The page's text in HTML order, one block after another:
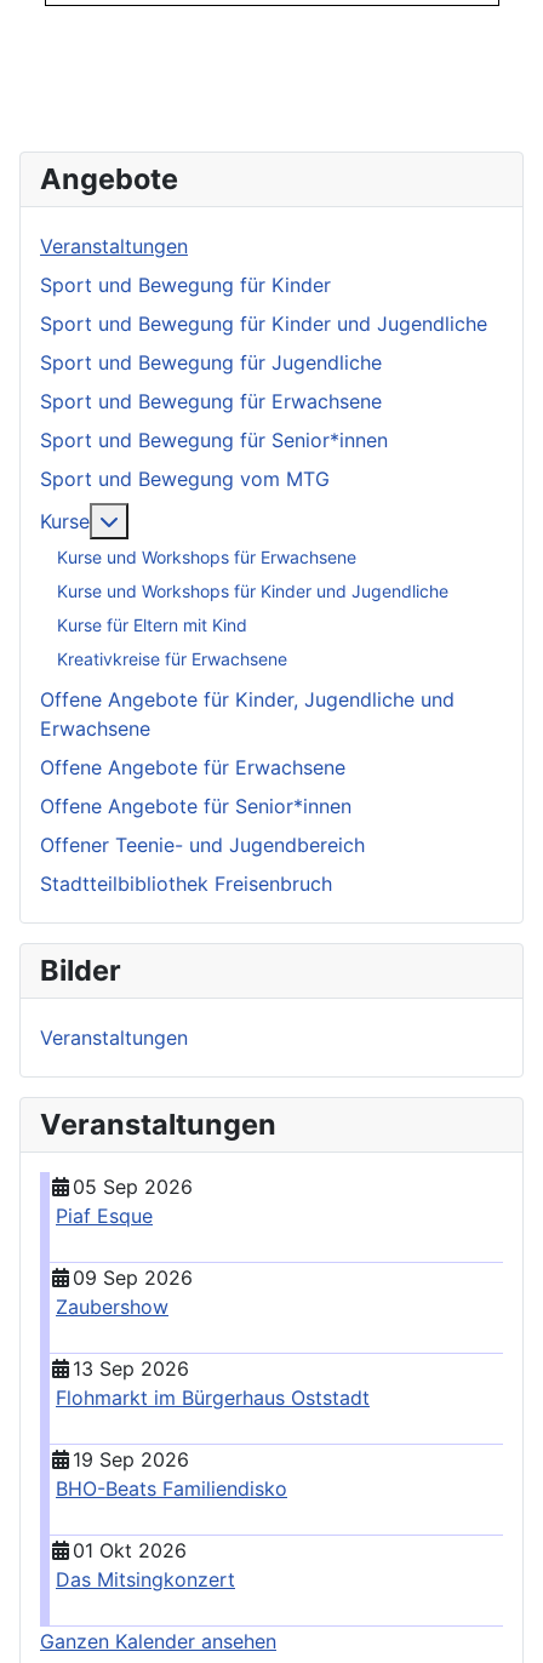
Angebote
Veranstaltungen
Sport und Bewegung für Kinder
Sport und Bewegung für Kinder und Jugendliche
Sport und Bewegung für Jugendliche
Sport und Bewegung für Erwachsene
Sport und Bewegung für Senior*innen
Sport und Bewegung vom MTG
Kurse
Kurse und Workshops für Erwachsene
Kurse und Workshops für Kinder und Jugendliche
Kurse für Eltern mit Kind
Kreativkreise für Erwachsene
Offene Angebote für Kinder, Jugendliche und
Erwachsene
Offene Angebote für Erwachsene
Offene Angebote für Senior*innen
Offener Teenie- und Jugendbereich
Stadtteilbibliothek Freisenbruch
Bilder
Veranstaltungen
Veranstaltungen
05 Sep 2026
Piaf Esque
09 Sep 2026
Zaubershow
13 Sep 2026
Flohmarkt im Bürgerhaus Oststadt
19 Sep 2026
BHO-Beats Familiendisko
01 Okt 2026
Das Mitsingkonzert
Ganzen Kalender ansehen